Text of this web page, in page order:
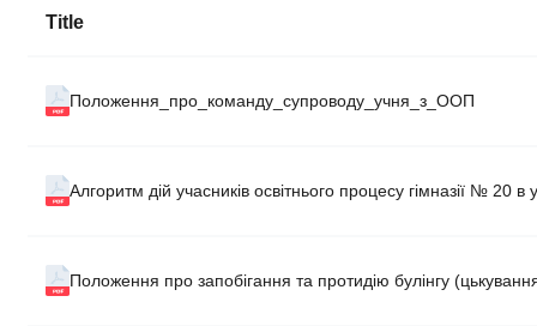
Title
Положення_про_команду_супроводу_учня_з_ООП
Алгоритм дій учасників освітнього процесу гімназії № 20
Положення про запобігання та протидію булінгу